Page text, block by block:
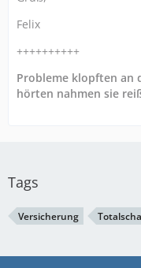
Felix
++++++++++
Probleme klopften an
hörten nahmen sie
Tags
Versicherung